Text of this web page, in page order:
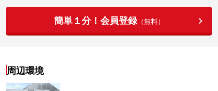
簡単１分！会員登録（無料）
周辺環境